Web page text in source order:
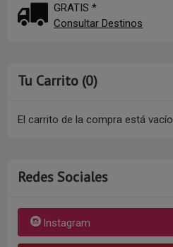
GRATIS *
Consultar Destinos
Tu Carrito (0)
El carrito de la compra está vacío
Redes Sociales
Instagram